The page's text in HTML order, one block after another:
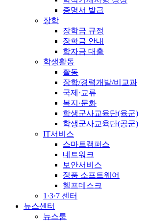
증명서 발급
장학
장학금 규정
장학금 안내
학자금 대출
학생활동
활동
장학/경력개발/비교과
국제·교류
복지·문화
학생군사교육단(육군)
학생군사교육단(공군)
IT서비스
스마트캠퍼스
네트워크
보안서비스
정품 소프트웨어
헬프데스크
1·3·7 센터
뉴스센터
뉴스룸